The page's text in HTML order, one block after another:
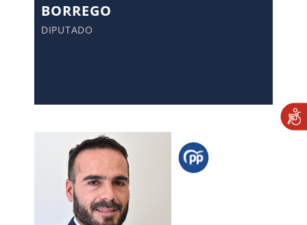
BORREGO
DIPUTADO